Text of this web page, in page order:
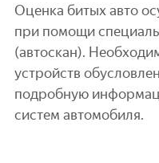
Оценка битых авто
при помощи
(автоскан).
устройств
подробную
систем автомобиля.